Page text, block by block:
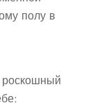
полу в
роскошный